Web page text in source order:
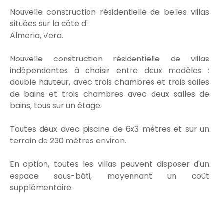
Nouvelle construction résidentielle de belles villas
situées sur la côte d'.
Almeria, Vera.
Nouvelle construction résidentielle de villas
indépendantes à choisir entre deux modèles :
double hauteur, avec trois chambres et trois salles
de bains et trois chambres avec deux salles de
bains, tous sur un étage.
Toutes deux avec piscine de 6x3 mètres et sur un
terrain de 230 mètres environ.
En option, toutes les villas peuvent disposer d'un
espace sous-bâti, moyennant un coût
supplémentaire.